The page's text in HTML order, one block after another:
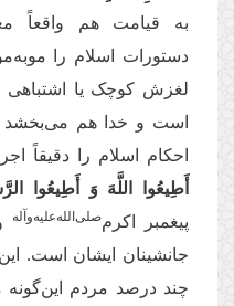
به قیامت هم واقعاً
دستورات اسلام را
لغزش کوچک یا اشتباهی
است و خدا هم می‌بخشد
احکام اسلام را دقیقاً
أَطِیعُوا اللَّهَ وَ أَطِیعُوا
پیغمبر اکرم‌صلی‌الله‌علیه‌و‌آله
جانشینان ایشان است.
چند درصد مردم این‌گونه